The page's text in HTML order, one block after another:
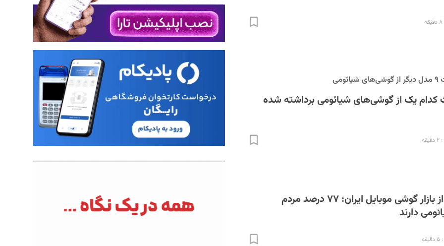
کدام یک از گوشی‌های شیائومی برداشته شده
گزارش موبونیوز از بازار گوشی موبایل ایران:‌ ۷۷ درصد مردم
دارند